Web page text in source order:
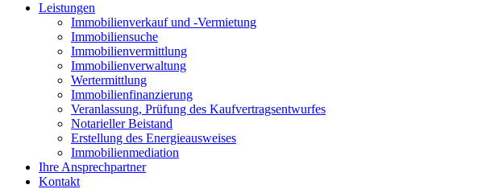
Leistungen
Immobilienverkauf und -Vermietung
Immobiliensuche
Immobilienvermittlung
Immobilienverwaltung
Wertermittlung
Immobilienfinanzierung
Veranlassung, Prüfung des Kaufvertragsentwurfes
Notarieller Beistand
Erstellung des Energieausweises
Immobilienmediation
Ihre Ansprechpartner
Kontakt